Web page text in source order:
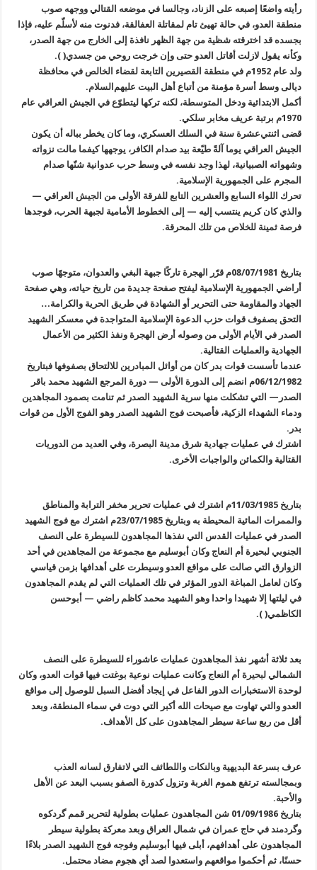
رأيته واضعًا إصبعه على الزناد، وجالسا في موضعه القتالي ووجهه صوب
منطقة العدو، في حالة تهيئ تام لمقاتلة العفالقة، فدنوت منه لأسلّم عليه، فإذا
بجسده قد اخترقته شظية من جهة الظهر نافذة إلى الخارج من جهة الصدر،
وكأنه يقول لازلت أقاتل العدو حتى وإن خرجت روحي من جسدي( ).
ولد عام 1952م في منطقة القصيرين التابعة لقضاء الخالص في محافظة
ديالى وسط أسرة مؤمنة من أتباع أهل البيت عليهم‌السلام.
أكمل الابتدائية ودخل المتوسطة، لكنه تركها ليتطوّع في الجيش العراقي عام
1970م برتبة عريف مخابر سلكي.
قضى اثنتي‌عشرة سنة في السلك العسكري، وما كان يخطر بباله أن يكون
الجيش العراقي يوما آلةً طيّعة بيد صدام الكافر، يوجهها كيفما مالت نزواته
وشهواته الصبيانية، لهذا وجد نفسه في وسط حرب عدوانية شنّها صدام
المجرم على الجمهورية الإسلامية.
تحرك اللواء السابع والعشرين التابع للفرقة الأولى من الجيش العراقي —
والذي كان كريم ينتسب إليه — إلى الخطوط الأمامية لجبهة الحرب، فوجدها
فرصة ثمينة للخلاص من تلك المحرقة.
بتاريخ 08/07/1981م قرّر الهجرة تاركًا جبهة البغي والعدوان، متوجهًا صوب
أراضي الجمهورية الإسلامية ليفتح صفحة جديدة من تاريخ حياته، وهي صفحة
الجهاد والمقاومة حتى التحرير أو الشهادة في طريق الحرية والكرامة…
التحق بصفوف قوات حزب الدعوة الإسلامية المتواجدة في معسكر الشهيد
الصدر في الأيام الأولى من وصوله أرض الهجرة ونفذ الكثير من الأعمال
الجهادية والعمليات القتالية.
عندما تأسست قوات بدر كان من أوائل المبادرين للالتحاق بصفوفها فبتاريخ
06/12/1982م انضم إلى الدورة الأولى — دورة المرجع الشهيد محمد باقر
الصدر— التي تشكلت منها سرية الشهيد الصدر ثم تنامت بصمود المجاهدين
ودماء الشهداء الزكية، فأصبحت فوج الشهيد الصدر وهو الفوج الأول من قوات
بدر.
اشترك في عمليات جهادية شرق مدينة البصرة، وفي العديد من الدوريات
القتالية والكمائن والواجبات الأخرى.
بتاريخ 11/03/1985م اشترك في عمليات تحرير مخفر الترابة والمناطق
والممرات المائية المحيطة به وبتاريخ 23/07/1985م اشترك مع فوج الشهيد
الصدر في عمليات القدس التي نفذها المجاهدون للسيطرة على النصف
الجنوبي لبحيرة أم النعاج وكان أبوسليم مع مجموعة من المجاهدين في أحد
الزوارق التي صالت على مواقع العدو وسيطرت على أهدافها بزمن قياسي
وكان لعامل المباغة الدور المؤثر في تلك العمليات التي لم يقدم المجاهدون
في ليلتها إلا شهيدا واحدا وهو الشهيد محمد كاظم راضي — أبوحسن
الكاظمي( ).
بعد ثلاثة أشهر نفذ المجاهدون عمليات عاشوراء للسيطرة على النصف
الشمالي لبحيرة أم النعاج وكانت عمليات نوعية بوغتت فيها قوات العدو، وكان
لوحدة الاستخبارات الدور الفاعل في إيجاد أفضل السبل للوصول إلى مواقع
العدو والتي تهاوت مع صيحات الله أكبر التي دوت في سماء المنطقة، وبعد
أقل من ربع ساعة سيطر المجاهدون على كل الأهداف.
عرف بسرعة البديهية وبالنكات واللطائف التي لاتفارق لسانه العذب
وبمجالسته ترتفع هموم الغربة وتزول كدورة الصفو بسبب البعد عن الأهل
والأحبة.
بتاريخ 01/09/1986 شن المجاهدون عمليات بطولية لتحرير قمم گردكوه
وگردمند في حاج عمران في شمال العراق وبعد معركة بطولية سيطر
المجاهدون على أهدافهم، أبلى فيها أبوسليم وفوجه فوج الشهيد الصدر بلاءًا
حسنًا، ثم أحكموا مواقعهم واستعدوا لصد أي هجوم مضاد محتمل.